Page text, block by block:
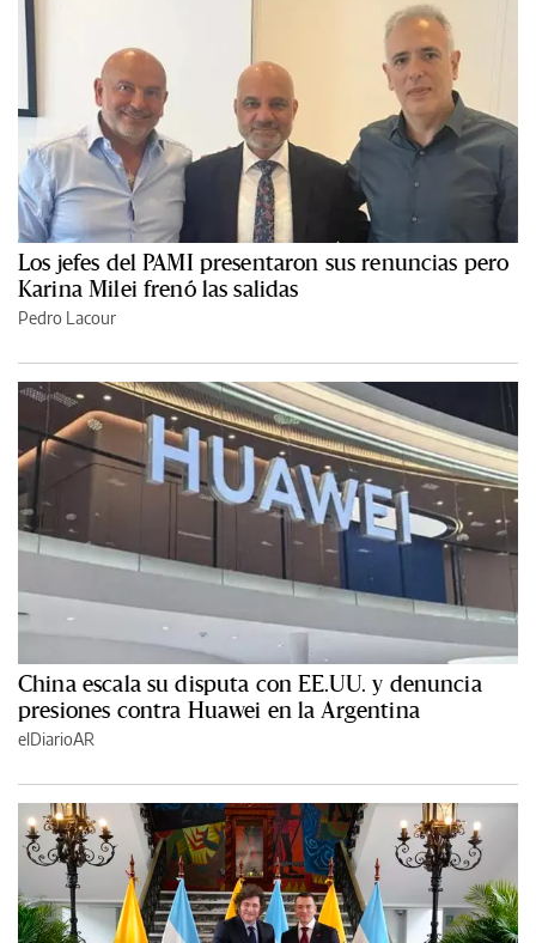
Los jefes del PAMI presentaron sus renuncias pero
Karina Milei frenó las salidas
Pedro Lacour
China escala su disputa con EE.UU. y denuncia
presiones contra Huawei en la Argentina
elDiarioAR